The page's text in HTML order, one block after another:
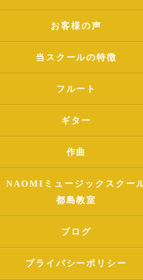
お客様の声
当スクールの特徴
フルート
ギター
作曲
NAOMIミュージックスクー
都島教室
ブログ
プライバシーポリシー